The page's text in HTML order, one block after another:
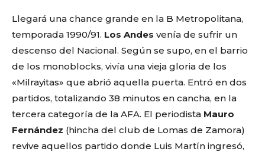
Llegará una chance grande en la B Metropolitana,
temporada 1990/91. Los Andes venía de sufrir un
descenso del Nacional. Según se supo, en el barrio
de los monoblocks, vivía una vieja gloria de los
«Milrayitas» que abrió aquella puerta. Entró en dos
partidos, totalizando 38 minutos en cancha, en la
tercera categoría de la AFA. El periodista Mauro
Fernández (hincha del club de Lomas de Zamora)
revive aquellos partido donde Luis Martín ingresó,